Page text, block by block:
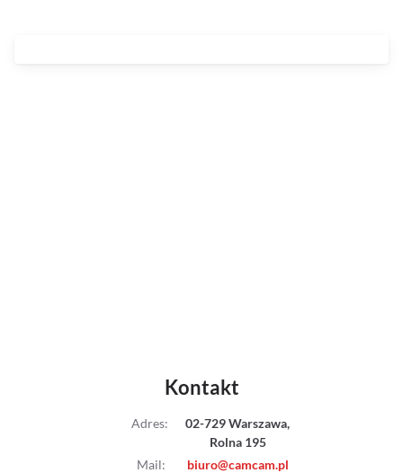
Kontakt
Adres:
02-729 Warszawa,
Rolna 195
Mail:
biuro@camcam.pl